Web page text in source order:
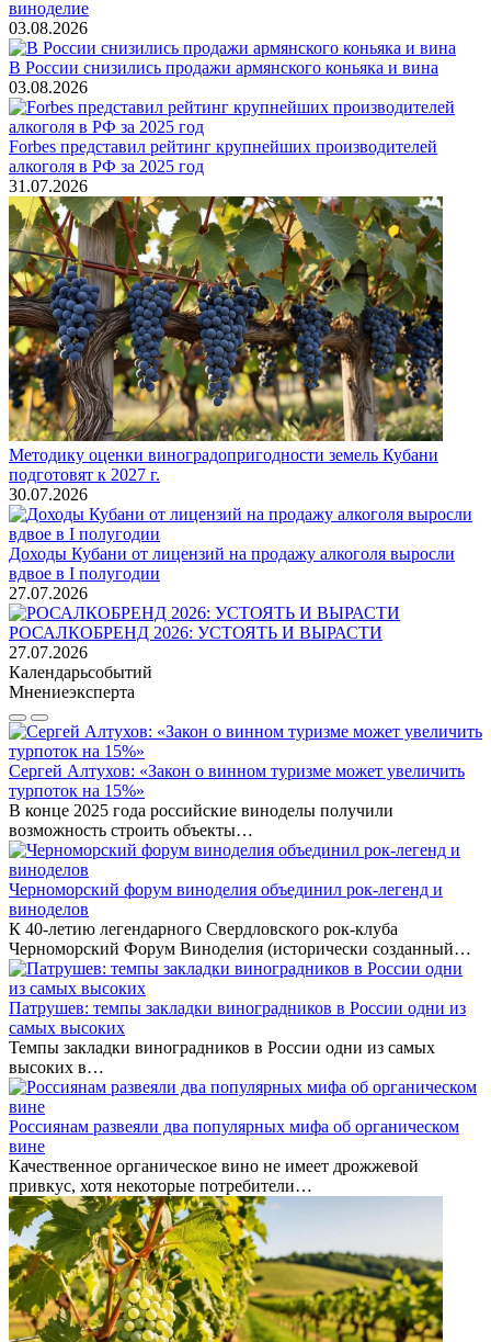
виноделие
03.08.2026
В России снизились продажи армянского коньяка и вина
03.08.2026
Forbes представил рейтинг крупнейших производителей
алкоголя в РФ за 2025 год
31.07.2026
Методику оценки виноградопригодности земель Кубани
подготовят к 2027 г.
30.07.2026
Доходы Кубани от лицензий на продажу алкоголя выросли
вдвое в I полугодии
27.07.2026
РОСАЛКОБРЕНД 2026: УСТОЯТЬ И ВЫРАСТИ
27.07.2026
Календарьсобытий
Мнениеэксперта
Сергей Алтухов: «Закон о винном туризме может увеличить
турпоток на 15%»
В конце 2025 года российские виноделы получили
возможность строить объекты…
Черноморский форум виноделия объединил рок-легенд и
виноделов
К 40-летию легендарного Свердловского рок-клуба
Черноморский Форум Виноделия (исторически созданный…
Патрушев: темпы закладки виноградников в России одни из
самых высоких
Темпы закладки виноградников в России одни из самых
высоких в…
Россиянам развеяли два популярных мифа об органическом
вине
Качественное органическое вино не имеет дрожжевой
привкус, хотя некоторые потребители…